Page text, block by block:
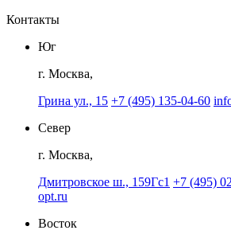
Контакты
Юг
г. Москва,
Грина ул., 15 +7 (495) 135-04-60
Север
г. Москва,
Дмитровское ш., 159Гс1 +7 (495)
opt.ru
Восток